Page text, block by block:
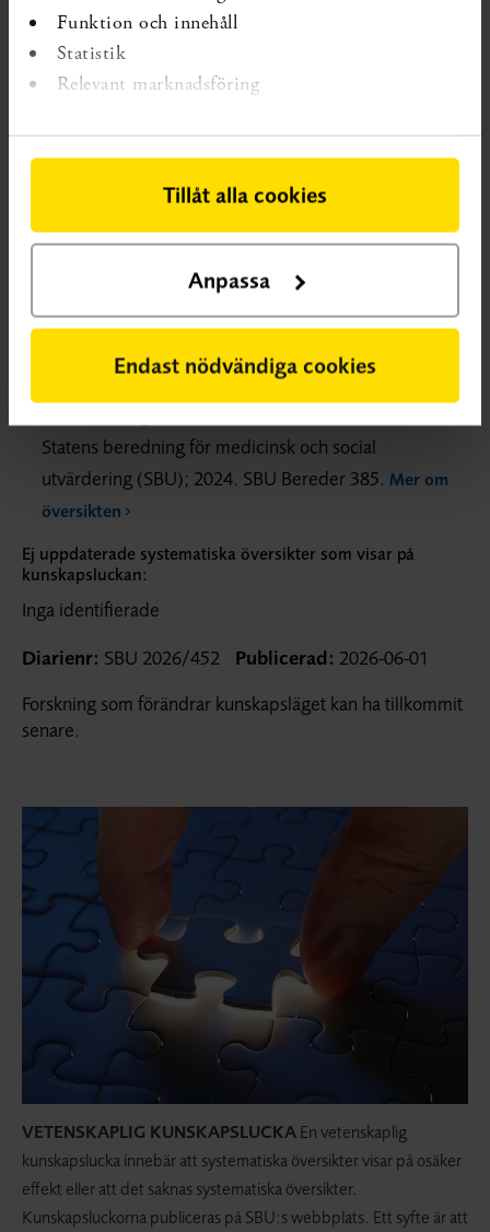
Funktion och innehåll
Statistik
Relevant marknadsföring
Tillåt alla cookies
Anpassa
Endast nödvändiga cookies
vård. Tillförlitligheten för de sammanvägda resultaten för
suicidalt beteende, klinikerskattad känsloreglering,
självskattad psykosocial funktion och självskattad
har en bättre effekt än sedvanlig vård.
Inga resultat för 24 månader eller mer efter
behandlingsslut presenterades i de inkluderade
studierna.
SBU. Dialektisk beteendeterapi (DBT) och
Statens beredning för medicinsk och social
utvärdering (SBU); 2024. SBU Bereder 385. Mer om
översikten
Ej uppdaterade systematiska översikter som visar på
kunskapsluckan:
Inga identifierade
Diarienr: SBU 2026/452 Publicerad: 2026-06-01
Forskning som förändrar kunskapsläget kan ha tillkommit
senare.
VETENSKAPLIG KUNSKAPSLUCKAEn vetenskaplig
kunskapslucka innebär att systematiska översikter visar på osäker
effekt eller att det saknas systematiska översikter.
Kunskapsluckorna publiceras på SBU:s webbplats. Ett syfte är att